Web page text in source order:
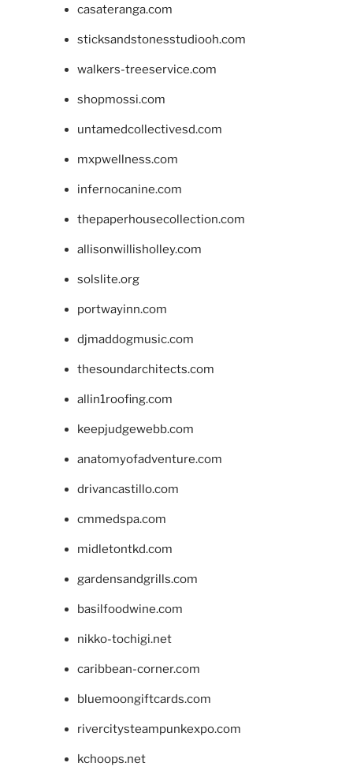
casateranga.com
sticksandstonesstudiooh.com
walkers-treeservice.com
shopmossi.com
untamedcollectivesd.com
mxpwellness.com
infernocanine.com
thepaperhousecollection.com
allisonwillisholley.com
solslite.org
portwayinn.com
djmaddogmusic.com
thesoundarchitects.com
allin1roofing.com
keepjudgewebb.com
anatomyofadventure.com
drivancastillo.com
cmmedspa.com
midletontkd.com
gardensandgrills.com
basilfoodwine.com
nikko-tochigi.net
caribbean-corner.com
bluemoongiftcards.com
rivercitysteampunkexpo.com
kchoops.net